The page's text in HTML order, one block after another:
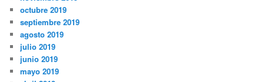
octubre 2019
septiembre 2019
agosto 2019
julio 2019
junio 2019
mayo 2019